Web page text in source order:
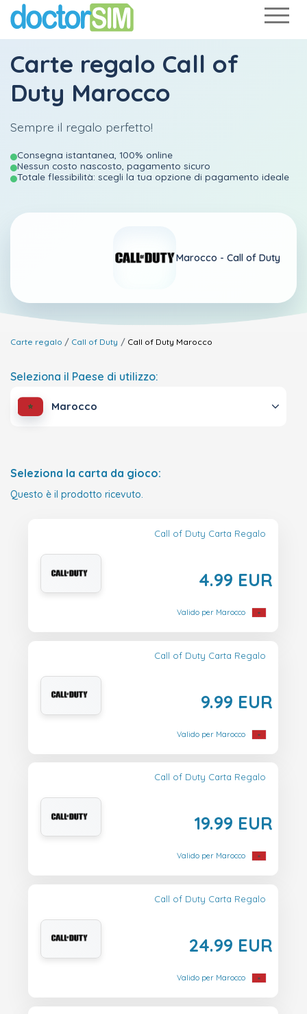
Carte regalo Call of
Duty Marocco
Sempre il regalo perfetto!
Consegna istantanea, 100% online
Nessun costo nascosto, pagamento sicuro
Totale flessibilità: scegli la tua opzione di pagamento ideale
Marocco - Call of Duty
Carte regalo Call of Duty Call of Duty Marocco
Seleziona il Paese di utilizzo:
Marocco
Seleziona la carta da gioco:
Questo è il prodotto ricevuto.
Call of Duty Carta Regalo
4.99 EUR
Valido per Marocco
Call of Duty Carta Regalo
9.99 EUR
Valido per Marocco
Call of Duty Carta Regalo
19.99 EUR
Valido per Marocco
Call of Duty Carta Regalo
24.99 EUR
Valido per Marocco